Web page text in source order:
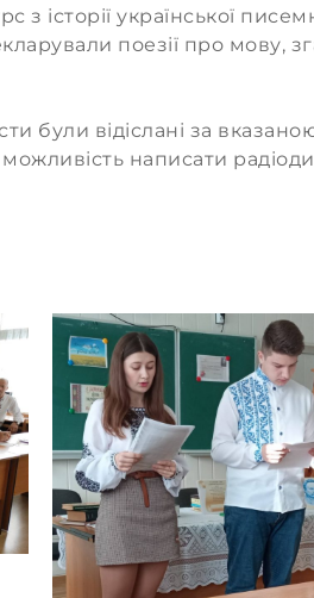
історії української
поезії про мову,
були відіслані за
написати